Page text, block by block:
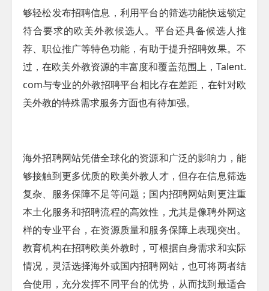
够轻松发布招聘信息，利用平台的筛选功能快速锁定
符合要求的欧美外教候选人。平台还具备候选人推
荐、职位推广等特色功能，有助于提升招聘效果。不
过，在欧美外教资源的丰富度和覆盖范围上，Talent.
com与专业的外教招聘平台相比存在差距，在针对欧
美外教的特殊需求服务方面也有待加强。
海外招聘网站凭借全球化的资源和广泛的影响力，能
够接触到更多优质的欧美外教人才，但存在信息筛选
复杂、服务保障不足等问题；国内招聘网站则更注重
本土化服务和招聘流程的高效性，尤其是像聘外网这
样的专业平台，在资源质量和服务保障上表现突出。
教育机构在招聘欧美外教时，可根据自身需求和实际
情况，灵活选择海外或国内招聘网站，也可将两者结
合使用，充分发挥不同平台的优势，从而找到最适合